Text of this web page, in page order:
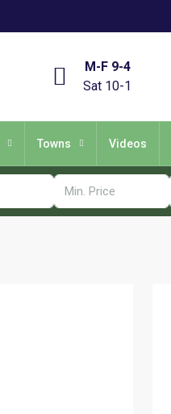
M-F 9-4
Sat 10-1
Towns Videos